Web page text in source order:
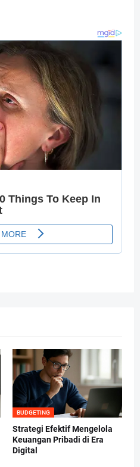
BUDGETING
Strategi Efektif Mengelola
Keuangan Pribadi di Era
Digital